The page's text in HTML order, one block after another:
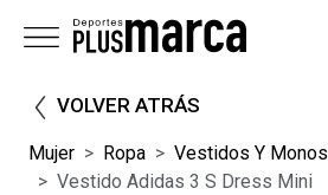
VOLVER ATRÁS
Mujer Ropa
Vestidos Y Monos
Vestido Adidas 3 S Dress Mini